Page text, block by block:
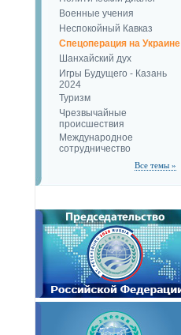
Военные учения
Неспокойный Кавказ
Спецоперация на Украине
Шанхайский дух
Игры Будущего - Казань
2024
Туризм
Чрезвычайные
происшествия
Международное
сотрудничество
Все темы »